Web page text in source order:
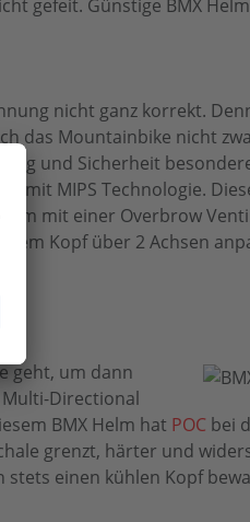
gefeit. Günstige BMX
nicht ganz korrekt.
das Mountainbike nicht
und Sicherheit
mit MIPS Technologie.
mit einer Overbrow
dem Kopf über 2 Achsen
geht, um dann
Multi-Directional
BMX Helm hat POC bei
grenzt, härter und
einen kühlen Kopf